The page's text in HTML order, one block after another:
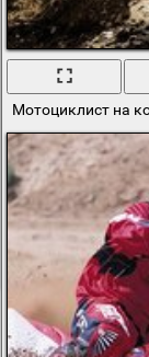
Мотоциклист на